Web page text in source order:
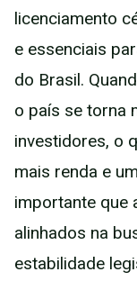
licenciamento
e essenciais
do Brasil.
o país se torna
investidores, o
mais renda e
importante que
alinhados na
estabilidade